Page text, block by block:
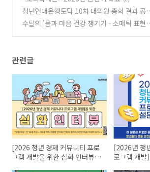
청년연대은행토닥 10차 대의원 총회 결과 공
(0)
수달의 '몸과 마음 건강 챙기기 - 소매틱 표현예
관련글
[2026 청년 경제 커뮤니티 프로
그램 개발을 위한 심화 인터뷰]
[2026년 청
로그램 개발